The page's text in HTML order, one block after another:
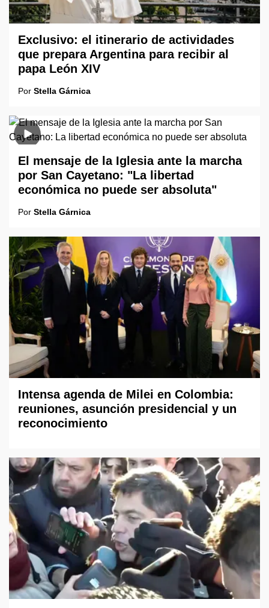
Exclusivo: el itinerario de actividades
que prepara Argentina para recibir al
papa León XIV
Por Stella Gárnica
El mensaje de la Iglesia ante la marcha
por San Cayetano: "La libertad
económica no puede ser absoluta"
Por Stella Gárnica
Intensa agenda de Milei en Colombia:
reuniones, asunción presidencial y un
reconocimiento